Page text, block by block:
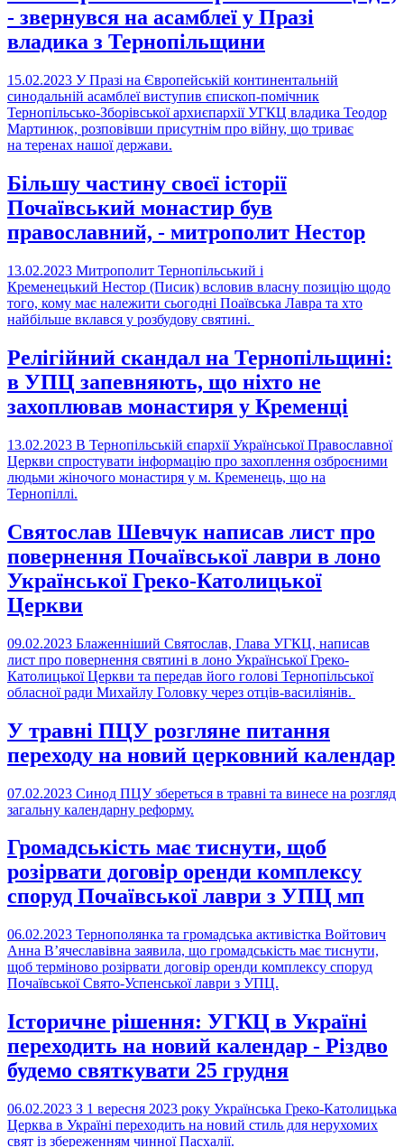
- звернувся на асамблеї у Празі
владика з Тернопільщини
15.02.2023 У Празі на Європейській континентальній
синодальній асамблеї виступив єпископ-помічник
Тернопільсько-Зборівської архиєпархії УГКЦ владика Теодор
Мартинюк, розповівши присутнім про війну, що триває
на теренах нашої держави.
Більшу частину своєї історії
Почаївський монастир був
православний, - митрополит Нестор
13.02.2023 Митрополит Тернопільський і
Кременецький Нестор (Писик) всловив власну позицію щодо
того, кому має належити сьогодні Поаївська Лавра та хто
найбільше вклався у розбудову святині.
Релігійний скандал на Тернопільщині:
в УПЦ запевняють, що ніхто не
захоплював монастиря у Кременці
13.02.2023 В Тернопільській єпархії Української Православної
Церкви спростувати інформацію про захоплення озброєними
людьми жіночого монастиря у м. Кременець, що на
Тернопіллі.
Святослав Шевчук написав лист про
повернення Почаївської лаври в лоно
Української Греко-Католицької
Церкви
09.02.2023 Блаженніший Святослав, Глава УГКЦ, написав
лист про повернення святині в лоно Української Греко-
Католицької Церкви та передав його голові Тернопільської
обласної ради Михайлу Головку через отців-василіянів.
У травні ПЦУ розгляне питання
переходу на новий церковний календар
07.02.2023 Синод ПЦУ збереться в травні та винесе на розгляд
загальну календарну реформу.
Громадськість має тиснути, щоб
розірвати договір оренди комплексу
споруд Почаївської лаври з УПЦ мп
06.02.2023 Тернополянка та громадська активістка Войтович
Анна В’ячеславівна заявила, що громадськість має тиснути,
щоб терміново розірвати договір оренди комплексу споруд
Почаївської Свято-Успенської лаври з УПЦ.
Історичне рішення: УГКЦ в Україні
переходить на новий календар - Різдво
будемо святкувати 25 грудня
06.02.2023 З 1 вересня 2023 року Українська Греко-Католицька
Церква в Україні переходить на новий стиль для нерухомих
свят із збереженням чинної Пасхалії.